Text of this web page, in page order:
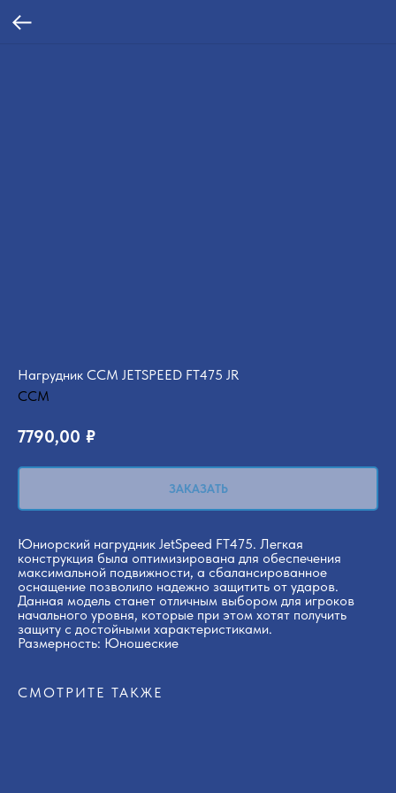
Нагрудник CCM JETSPEED FT475 JR
CCM
7790,00 ₽
ЗАКАЗАТЬ
Юниорский нагрудник JetSpeed FT475. Легкая
конструкция была оптимизирована для обеспечения
максимальной подвижности, а сбалансированное
оснащение позволило надежно защитить от ударов.
Данная модель станет отличным выбором для игроков
начального уровня, которые при этом хотят получить
защиту с достойными характеристиками.
Размерность: Юношеские
СМОТРИТЕ ТАКЖЕ